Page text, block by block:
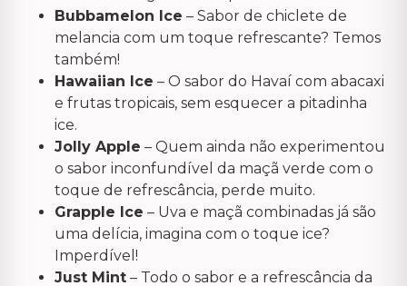
Bubbamelon Ice – Sabor de chiclete de
melancia com um toque refrescante? Temos
também!
Hawaiian Ice – O sabor do Havaí com abacaxi
e frutas tropicais, sem esquecer a pitadinha
ice.
Jolly Apple – Quem ainda não experimentou
o sabor inconfundível da maçã verde com o
toque de refrescância, perde muito.
Grapple Ice – Uva e maçã combinadas já são
uma delícia, imagina com o toque ice?
Imperdível!
Just Mint – Todo o sabor e a refrescância da